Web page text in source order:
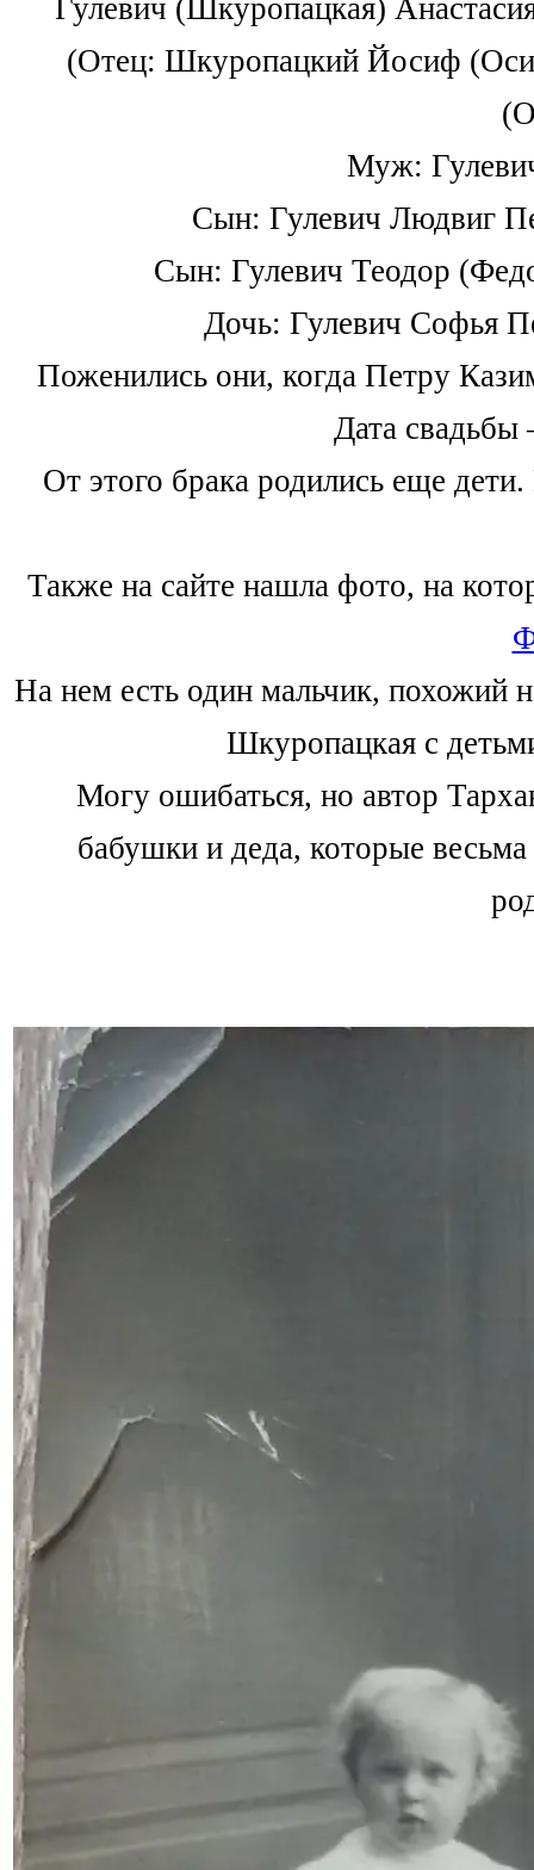
Гулевич (Шкуропацкая)
(Отец: Шкуропацкий Йосиф
Муж:
Сын: Гулевич Людвиг
Сын: Гулевич Теодор
Дочь: Гулевич Софья
Поженились они, когда Петру
Дата свадьбы
От этого брака родились еще
Также на сайте нашла фото, на
На нем есть один мальчик, похожий
Шкуропацкая с
Могу ошибаться, но автор
бабушки и деда, которые